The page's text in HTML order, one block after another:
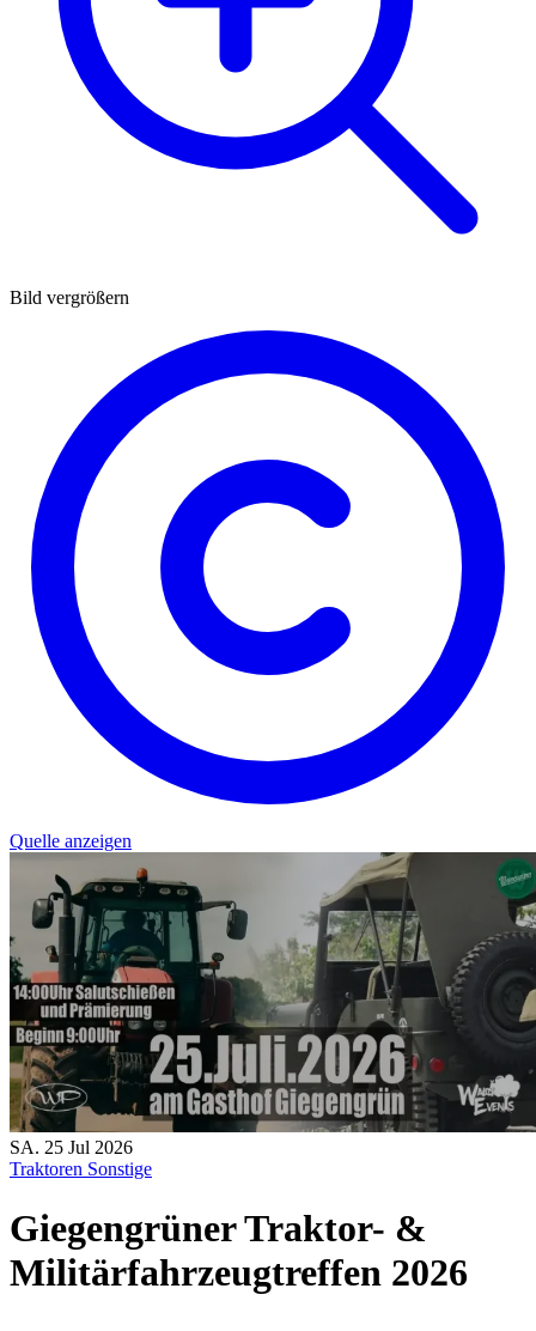
Bild vergrößern
Quelle anzeigen
SA. 25 Jul 2026
Traktoren Sonstige
Giegengrüner Traktor- &
Militärfahrzeugtreffen 2026